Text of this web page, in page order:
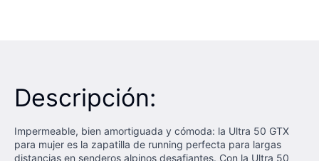
Descripción:
Impermeable, bien amortiguada y cómoda: la Ultra 50 GTX
para mujer es la zapatilla de running perfecta para largas
distancias en senderos alpinos desafiantes. Con la Ultra 50